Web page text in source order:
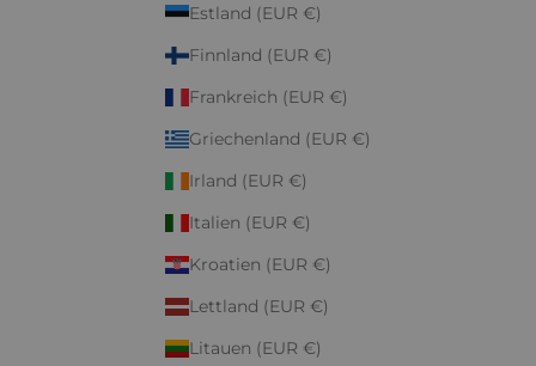
Estland (EUR €)
Finnland (EUR €)
Frankreich (EUR €)
Griechenland (EUR €)
Irland (EUR €)
Italien (EUR €)
Kroatien (EUR €)
Lettland (EUR €)
Litauen (EUR €)